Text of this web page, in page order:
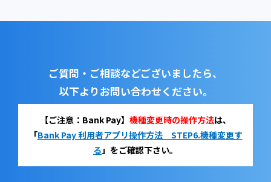
ご質問・ご相談などございましたら、
以下よりお問い合わせください。
【ご注意：Bank Pay】 機種変更時の操作方法は、
「Bank Pay 利用者アプリ操作方法 STEP6.機種変更す
る 」をご確認下さい。